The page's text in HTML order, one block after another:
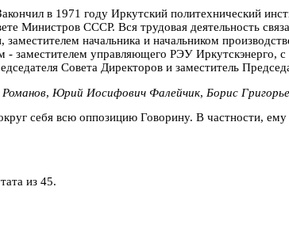
в 1971 году Иркутский политехнический
Министров СССР. Вся трудовая деятельность
начальника и начальником
- заместителем управляющего РЭУ
Совета Директоров и заместитель
, Юрий Иосифович Фалейчик, Борис
себя всю оппозицию Говорину. В частности,
из 45.